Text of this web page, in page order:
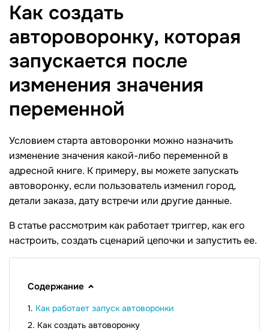
Как создать
автороворонку, которая
запускается после
изменения значения
переменной
Условием старта автоворонки можно назначить
изменение значения какой-либо переменной в
адресной книге. К примеру, вы можете запускать
автоворонку, если пользователь изменил город,
детали заказа, дату встречи или другие данные.
В статье рассмотрим как работает триггер, как его
настроить, создать сценарий цепочки и запустить ее.
Содержание
Как работает запуск автоворонки
Как создать автоворонку